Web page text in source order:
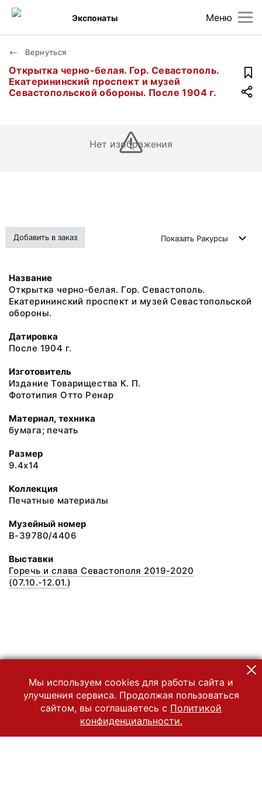
Меню
Экспонаты
Вернуться
Открытка черно-белая. Гор. Севастополь.
Екатерининский проспект и музей
Севастопольской обороны. После 1904 г.
Нет изображения
Добавить в заказ Показать Ракурсы
Название
Открытка черно-белая. Гор. Севастополь.
Екатерининский проспект и музей Севастопольской
обороны.
Датировка
После 1904 г.
Изготовитель
Издание Товарищества К. П.
Фототипия Отто Ренар
Материал, техника
бумага; печать
Размер
9.4x14
Коллекция
Печатные материалы
Музейный номер
В-39780/4406
Выставки
Горечь и слава Севастополя 2019-2020
(07.10.-12.01.)
Мы используем cookies для работы сайта и
улучшения сервиса. Продолжая пользоваться
сайтом, вы соглашаетесь с Политикой
конфиденциальности.